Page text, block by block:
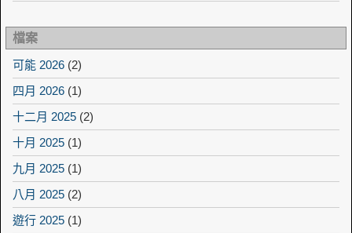
檔案
可能 2026 (2)
四月 2026 (1)
十二月 2025 (2)
十月 2025 (1)
九月 2025 (1)
八月 2025 (2)
遊行 2025 (1)